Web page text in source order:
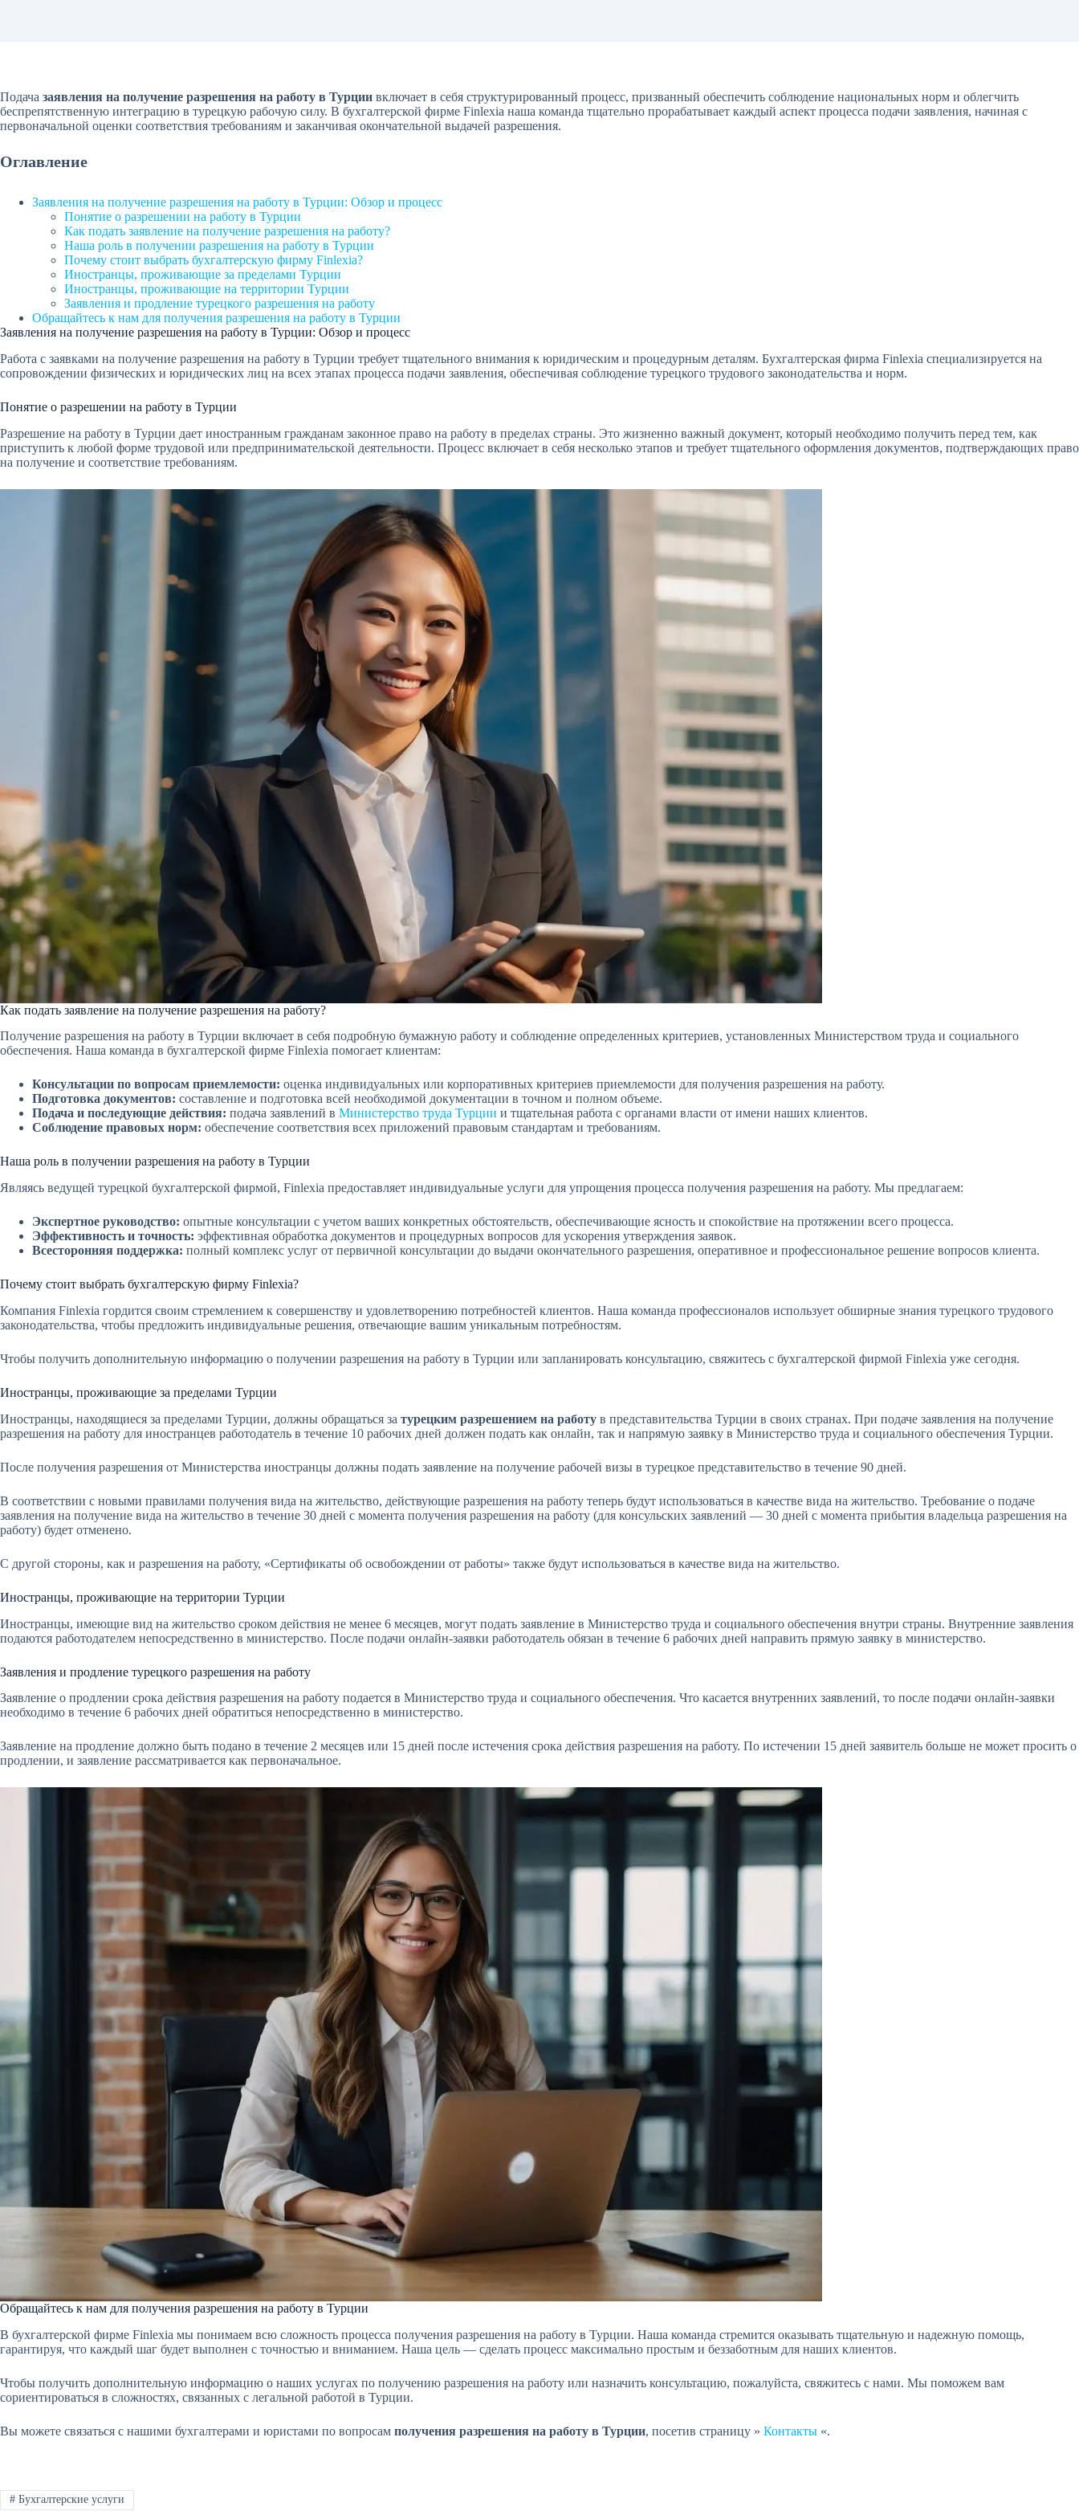
Подача заявления на получение разрешения на работу в Турции включает в себя структурированный процесс, призванный обеспечить соблюдение национальных норм и облегчить
беспрепятственную интеграцию в турецкую рабочую силу. В бухгалтерской фирме Finlexia наша команда тщательно прорабатывает каждый аспект процесса подачи заявления, начиная с
первоначальной оценки соответствия требованиям и заканчивая окончательной выдачей разрешения.
Оглавление
Заявления на получение разрешения на работу в Турции: Обзор и процесс
Понятие о разрешении на работу в Турции
Как подать заявление на получение разрешения на работу?
Наша роль в получении разрешения на работу в Турции
Почему стоит выбрать бухгалтерскую фирму Finlexia?
Иностранцы, проживающие за пределами Турции
Иностранцы, проживающие на территории Турции
Заявления и продление турецкого разрешения на работу
Обращайтесь к нам для получения разрешения на работу в Турции
Заявления на получение разрешения на работу в Турции: Обзор и процесс
Работа с заявками на получение разрешения на работу в Турции требует тщательного внимания к юридическим и процедурным деталям. Бухгалтерская фирма Finlexia специализируется на
сопровождении физических и юридических лиц на всех этапах процесса подачи заявления, обеспечивая соблюдение турецкого трудового законодательства и норм.
Понятие о разрешении на работу в Турции
Разрешение на работу в Турции дает иностранным гражданам законное право на работу в пределах страны. Это жизненно важный документ, который необходимо получить перед тем, как
приступить к любой форме трудовой или предпринимательской деятельности. Процесс включает в себя несколько этапов и требует тщательного оформления документов, подтверждающих право
на получение и соответствие требованиям.
Как подать заявление на получение разрешения на работу?
Получение разрешения на работу в Турции включает в себя подробную бумажную работу и соблюдение определенных критериев, установленных Министерством труда и социального
обеспечения. Наша команда в бухгалтерской фирме Finlexia помогает клиентам:
Консультации по вопросам приемлемости: оценка индивидуальных или корпоративных критериев приемлемости для получения разрешения на работу.
Подготовка документов: составление и подготовка всей необходимой документации в точном и полном объеме.
Подача и последующие действия: подача заявлений в Министерство труда Турции и тщательная работа с органами власти от имени наших клиентов.
Соблюдение правовых норм: обеспечение соответствия всех приложений правовым стандартам и требованиям.
Наша роль в получении разрешения на работу в Турции
Являясь ведущей турецкой бухгалтерской фирмой, Finlexia предоставляет индивидуальные услуги для упрощения процесса получения разрешения на работу. Мы предлагаем:
Экспертное руководство: опытные консультации с учетом ваших конкретных обстоятельств, обеспечивающие ясность и спокойствие на протяжении всего процесса.
Эффективность и точность: эффективная обработка документов и процедурных вопросов для ускорения утверждения заявок.
Всесторонняя поддержка: полный комплекс услуг от первичной консультации до выдачи окончательного разрешения, оперативное и профессиональное решение вопросов клиента.
Почему стоит выбрать бухгалтерскую фирму Finlexia?
Компания Finlexia гордится своим стремлением к совершенству и удовлетворению потребностей клиентов. Наша команда профессионалов использует обширные знания турецкого трудового
законодательства, чтобы предложить индивидуальные решения, отвечающие вашим уникальным потребностям.
Чтобы получить дополнительную информацию о получении разрешения на работу в Турции или запланировать консультацию, свяжитесь с бухгалтерской фирмой Finlexia уже сегодня.
Иностранцы, проживающие за пределами Турции
Иностранцы, находящиеся за пределами Турции, должны обращаться за турецким разрешением на работу в представительства Турции в своих странах. При подаче заявления на получение
разрешения на работу для иностранцев работодатель в течение 10 рабочих дней должен подать как онлайн, так и напрямую заявку в Министерство труда и социального обеспечения Турции.
После получения разрешения от Министерства иностранцы должны подать заявление на получение рабочей визы в турецкое представительство в течение 90 дней.
В соответствии с новыми правилами получения вида на жительство, действующие разрешения на работу теперь будут использоваться в качестве вида на жительство. Требование о подаче
заявления на получение вида на жительство в течение 30 дней с момента получения разрешения на работу (для консульских заявлений — 30 дней с момента прибытия владельца разрешения на
работу) будет отменено.
С другой стороны, как и разрешения на работу, «Сертификаты об освобождении от работы» также будут использоваться в качестве вида на жительство.
Иностранцы, проживающие на территории Турции
Иностранцы, имеющие вид на жительство сроком действия не менее 6 месяцев, могут подать заявление в Министерство труда и социального обеспечения внутри страны. Внутренние заявления
подаются работодателем непосредственно в министерство. После подачи онлайн-заявки работодатель обязан в течение 6 рабочих дней направить прямую заявку в министерство.
Заявления и продление турецкого разрешения на работу
Заявление о продлении срока действия разрешения на работу подается в Министерство труда и социального обеспечения. Что касается внутренних заявлений, то после подачи онлайн-заявки
необходимо в течение 6 рабочих дней обратиться непосредственно в министерство.
Заявление на продление должно быть подано в течение 2 месяцев или 15 дней после истечения срока действия разрешения на работу. По истечении 15 дней заявитель больше не может просить о
продлении, и заявление рассматривается как первоначальное.
Обращайтесь к нам для получения разрешения на работу в Турции
В бухгалтерской фирме Finlexia мы понимаем всю сложность процесса получения разрешения на работу в Турции. Наша команда стремится оказывать тщательную и надежную помощь,
гарантируя, что каждый шаг будет выполнен с точностью и вниманием. Наша цель — сделать процесс максимально простым и беззаботным для наших клиентов.
Чтобы получить дополнительную информацию о наших услугах по получению разрешения на работу или назначить консультацию, пожалуйста, свяжитесь с нами. Мы поможем вам
сориентироваться в сложностях, связанных с легальной работой в Турции.
Вы можете связаться с нашими бухгалтерами и юристами по вопросам получения разрешения на работу в Турции, посетив страницу » Контакты «.
#Бухгалтерские услуги